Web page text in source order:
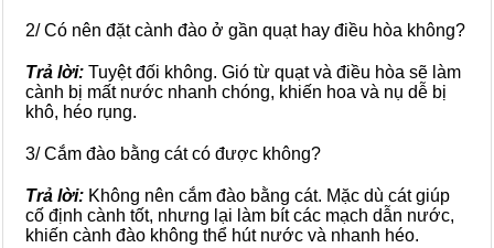
2/ Có nên đặt cành đào ở gần quạt hay điều hòa không?
Trả lời: Tuyệt đối không. Gió từ quạt và điều hòa sẽ làm
cành bị mất nước nhanh chóng, khiến hoa và nụ dễ bị
khô, héo rụng.
3/ Cắm đào bằng cát có được không?
Trả lời: Không nên cắm đào bằng cát. Mặc dù cát giúp
cố định cành tốt, nhưng lại làm bít các mạch dẫn nước,
khiến cành đào không thể hút nước và nhanh héo.